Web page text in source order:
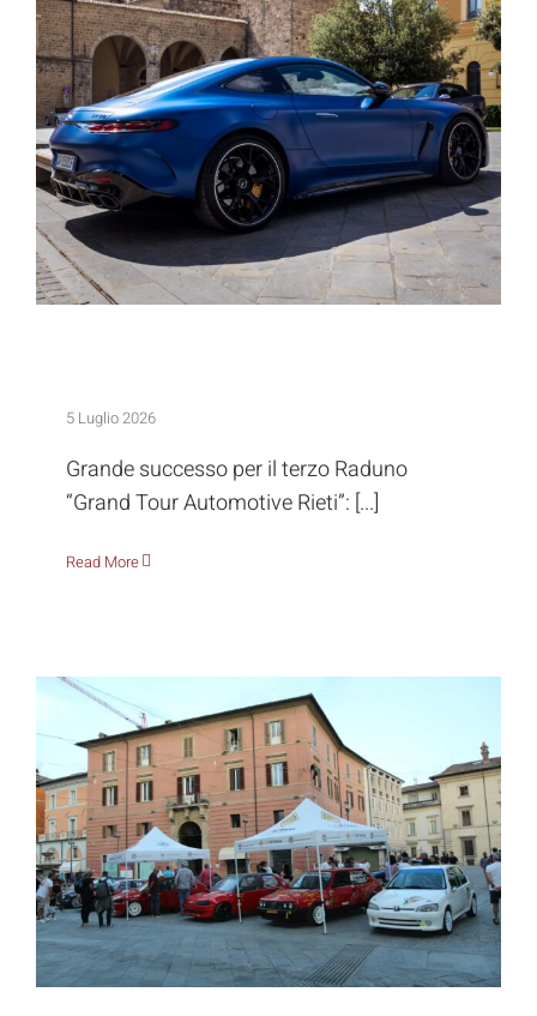
5 Luglio 2026
Grande successo per il terzo Raduno
“Grand Tour Automotive Rieti”: [...]
Read More
Sessanta piloti reatini per una notte,
tra storia e passione